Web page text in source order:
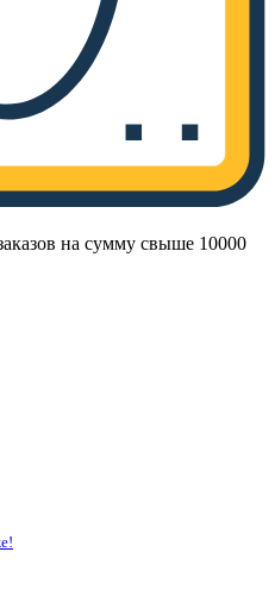
на сумму свыше 10000